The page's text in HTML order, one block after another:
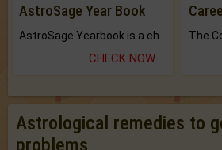
AstroSage Year Book
CHECK NOW
Astrological remedies to
problems